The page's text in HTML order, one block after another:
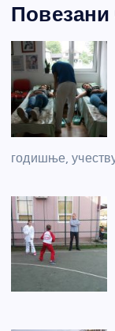
c
e
b
o
o
k
ss
e
n
g
er
er
годишње,